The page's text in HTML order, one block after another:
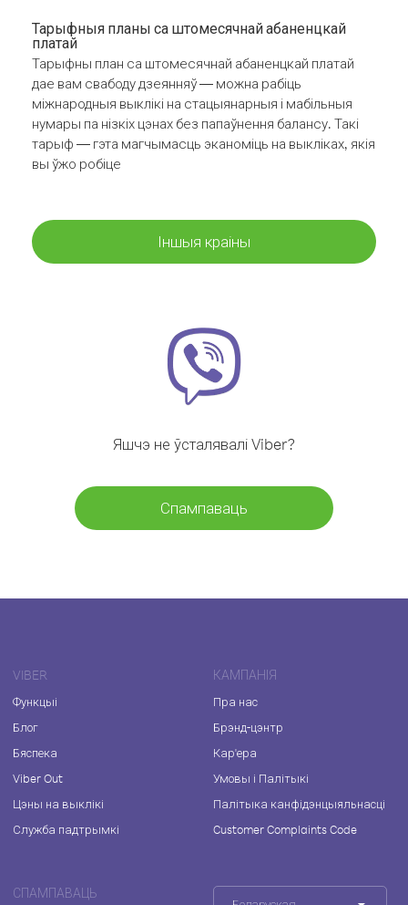
Тарыфныя планы са штомесячнай абаненцкай
платай
Тарыфны план са штомесячнай абаненцкай платай
дае вам свабоду дзеянняў — можна рабіць
міжнародныя выклікі на стацыянарныя і мабільныя
нумары па нізкіх цэнах без папаўнення балансу. Такі
тарыф — гэта магчымасць эканоміць на выкліках, якія
вы ўжо робіце
Іншыя краіны
Яшчэ не ўсталявалі Viber?
Спампаваць
VIBER
Функцыі
Блог
Бяспека
Viber Out
Цэны на выклікі
Служба падтрымкі
КАМПАНІЯ
Пра нас
Брэнд-цэнтр
Кар'ера
Умовы і Палітыкі
Палітыка канфідэнцыяльнасці
Customer Complaints Code
СПАМПАВАЦЬ